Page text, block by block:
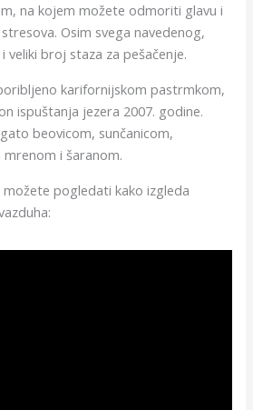
na kojem možete odmoriti glavu i
Osim svega navedenog,
veliki broj staza za pešačenje.
karifornijskom pastrmkom,
ispuštanja jezera 2007. godine.
beovicom, sunčanicom,
i šaranom.
pogledati kako izgleda